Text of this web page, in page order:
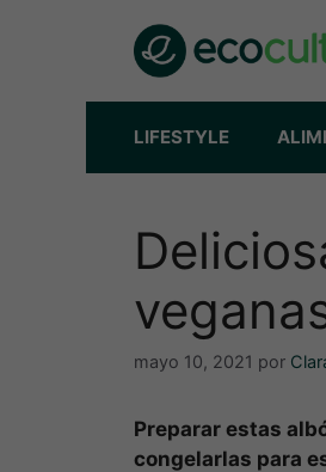
LIFESTYLE
mayo 10, 2021 por
Preparar estas
congelarlas para